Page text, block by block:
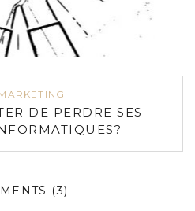
DE PERDRE SES
(3)